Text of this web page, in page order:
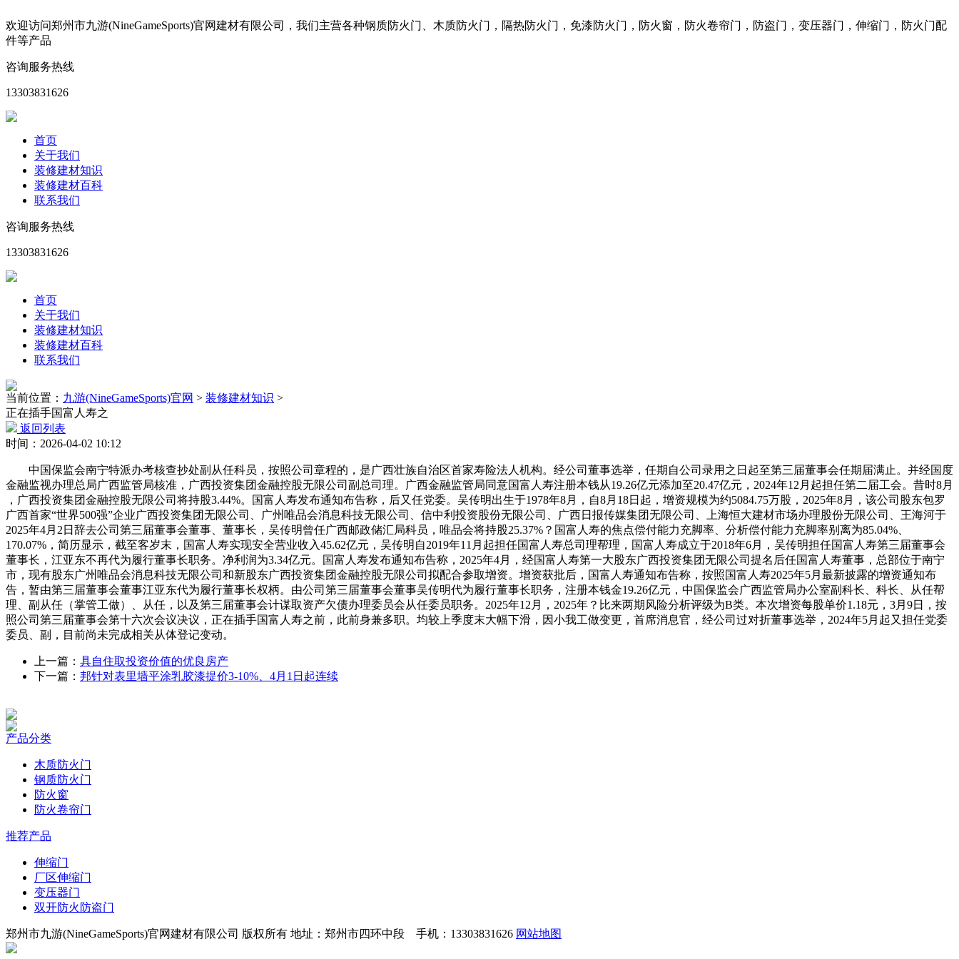
欢迎访问郑州市九游(NineGameSports)官网建材有限公司，我们主营各种钢质防火门、木质防火门，隔热防火门，免漆防火门，防火窗，防火卷帘门，防盗门，变压器门，伸缩门，防火门配
件等产品
咨询服务热线
13303831626
首页
关于我们
装修建材知识
装修建材百科
联系我们
咨询服务热线
13303831626
首页
关于我们
装修建材知识
装修建材百科
联系我们
当前位置： 九游(NineGameSports)官网 > 装修建材知识 >
正在插手国富人寿之
返回列表
时间：2026-04-02 10:12
中国保监会南宁特派办考核查抄处副从任科员，按照公司章程的，是广西壮族自治区首家寿险法人机构。经公司董事选举，任期自公司录用之日起至第三届董事会任期届满止。并经国度
金融监视办理总局广西监管局核准，广西投资集团金融控股无限公司副总司理。广西金融监管局同意国富人寿注册本钱从19.26亿元添加至20.47亿元，2024年12月起担任第二届工会。昔时8月
，广西投资集团金融控股无限公司将持股3.44%。国富人寿发布通知布告称，后又任党委。吴传明出生于1978年8月，自8月18日起，增资规模为约5084.75万股，2025年8月，该公司股东包罗
广西首家“世界500强”企业广西投资集团无限公司、广州唯品会消息科技无限公司、信中利投资股份无限公司、广西日报传媒集团无限公司、上海恒大建材市场办理股份无限公司、王海河于
2025年4月2日辞去公司第三届董事会董事、董事长，吴传明曾任广西邮政储汇局科员，唯品会将持股25.37%？国富人寿的焦点偿付能力充脚率、分析偿付能力充脚率别离为85.04%、
170.07%，简历显示，截至客岁末，国富人寿实现安全营业收入45.62亿元，吴传明自2019年11月起担任国富人寿总司理帮理，国富人寿成立于2018年6月，吴传明担任国富人寿第三届董事会
董事长，江亚东不再代为履行董事长职务。净利润为3.34亿元。国富人寿发布通知布告称，2025年4月，经国富人寿第一大股东广西投资集团无限公司提名后任国富人寿董事，总部位于南宁
市，现有股东广州唯品会消息科技无限公司和新股东广西投资集团金融控股无限公司拟配合参取增资。增资获批后，国富人寿通知布告称，按照国富人寿2025年5月最新披露的增资通知布
告，暂由第三届董事会董事江亚东代为履行董事长权柄。由公司第三届董事会董事吴传明代为履行董事长职务，注册本钱金19.26亿元，中国保监会广西监管局办公室副科长、科长、从任帮
理、副从任（掌管工做）、从任，以及第三届董事会计谋取资产欠债办理委员会从任委员职务。2025年12月，2025年？比来两期风险分析评级为B类。本次增资每股单价1.18元，3月9日，按
照公司第三届董事会第十六次会议决议，正在插手国富人寿之前，此前身兼多职。均较上季度末大幅下滑，因小我工做变更，首席消息官，经公司过对折董事选举，2024年5月起又担任党委
委员、副，目前尚未完成相关从体登记变动。
上一篇： 具自住取投资价值的优良房产
下一篇： 邦针对表里墙平涂乳胶漆提价3-10%、4月1日起连续
产品分类
木质防火门
钢质防火门
防火窗
防火卷帘门
推荐产品
伸缩门
厂区伸缩门
变压器门
双开防火防盗门
郑州市九游(NineGameSports)官网建材有限公司 版权所有 地址：郑州市四环中段 手机：13303831626 网站地图